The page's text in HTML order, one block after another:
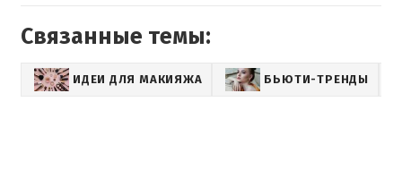
Связанные темы:
ИДЕИ ДЛЯ МАКИЯЖА БЬЮТИ-ТРЕНДЫ